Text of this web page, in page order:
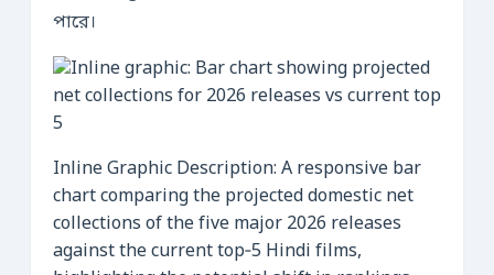
পারে।
Inline Graphic Description: A responsive bar
chart comparing the projected domestic net
collections of the five major 2026 releases
against the current top‑5 Hindi films,